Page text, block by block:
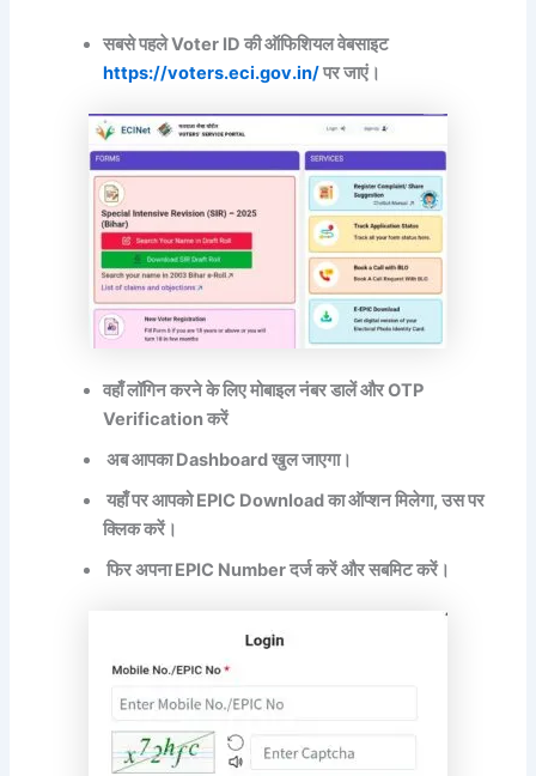
सबसे पहले Voter ID की ऑफिशियल वेबसाइट
https://voters.eci.gov.in/पर जाएं।
वहाँ लॉगिन करने के लिए मोबाइल नंबर डालें और OTP
Verification करें
अब आपका Dashboard खुल जाएगा।
यहाँ पर आपको EPIC Download का ऑप्शन मिलेगा, उस पर
क्लिक करें।
फिर अपना EPIC Number दर्ज करें और सबमिट करें।